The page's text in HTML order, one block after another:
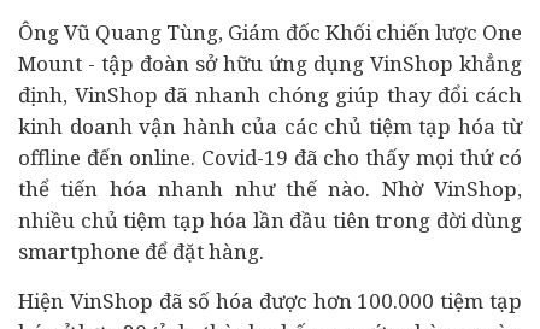
Ông Vũ Quang Tùng, Giám đốc Khối chiến lược One
Mount - tập đoàn sở hữu ứng dụng VinShop khẳng
định, VinShop đã nhanh chóng giúp thay đổi cách
kinh doanh vận hành của các chủ tiệm tạp hóa từ
offline đến online. Covid-19 đã cho thấy mọi thứ có
thể tiến hóa nhanh như thế nào. Nhờ VinShop,
nhiều chủ tiệm tạp hóa lần đầu tiên trong đời dùng
smartphone để đặt hàng.
Hiện VinShop đã số hóa được hơn 100.000 tiệm tạp